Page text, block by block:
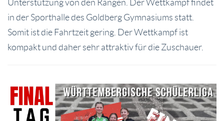
Unterstützung von den Rängen. Der Wettkampf findet
in der Sporthalle des Goldberg Gymnasiums statt.
Somit ist die Fahrtzeit gering. Der Wettkampf ist
kompakt und daher sehr attraktiv für die Zuschauer.